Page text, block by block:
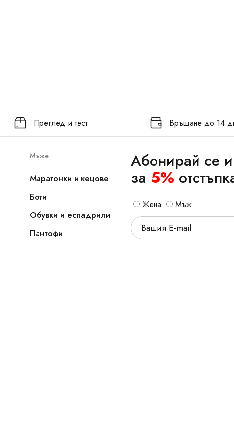
Преглед и тест Връщане до 14
Мъже
Маратонки и кецове
Боти
Обувки и еспадрили
Пантофи
Абонирай се
за 5%
Жена Мъж